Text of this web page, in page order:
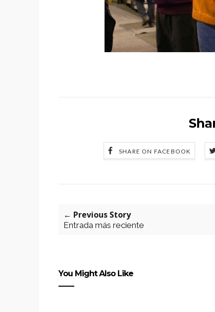
SHARE ON FACEBOOK
← Previous Story
Entrada más reciente
You Might Also Like